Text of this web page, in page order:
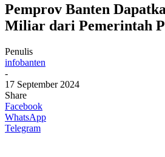
Pemprov Banten
Miliar dari Pemerintah
Penulis
infobanten
-
17 September 2024
Share
Facebook
WhatsApp
Telegram